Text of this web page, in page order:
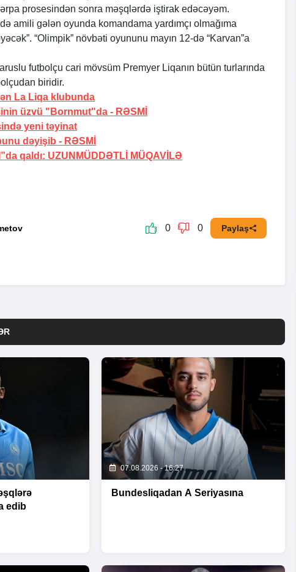
prosesindən sonra məşqlərdə iştirak edəcəyəm.
amili gələn oyunda komandama yardımçı olmağıma
“Olimpik” növbəti oyununu mayın 12-də “Karvan”a
futbolçu cari mövsüm Premyer Liqanın bütün turlarında
biridir.
La Liqa klubunda
üzvü "Bornmut"da - RƏSMİ
yeni təyinat
dəyişib - RƏSMİ
qaldı: UZUNMÜDDƏTLİ MÜQAVİLƏ
0 0 Paylaş
edib
07.08.2026 - 16:27
Bundesliqadan A Seriyasına